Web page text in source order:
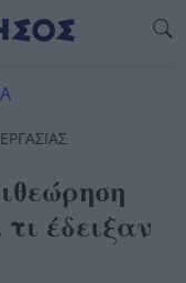
έδειξαν